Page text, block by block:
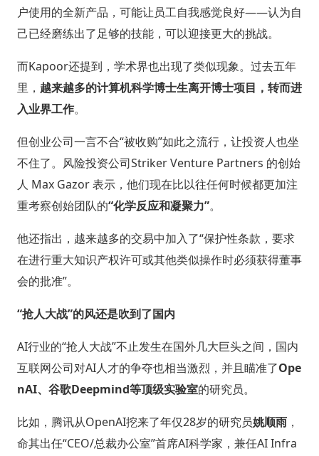
户使用的全新产品，可能让员工自我感觉良好——认为自
己已经磨练出了足够的技能，可以迎接更大的挑战。
而Kapoor还提到，学术界也出现了类似现象。过去五年
里， 越来越多的计算机科学博士生离开博士项目，转而进
入业界工作。
但创业公司一言不合“被收购”如此之流行，让投资人也坐
不住了。风险投资公司Striker Venture Partners 的创始
人 Max Gazor 表示，他们现在比以往任何时候都更加注
重考察创始团队的“化学反应和凝聚力”。
他还指出，越来越多的交易中加入了“保护性条款，要求
在进行重大知识产权许可或其他类似操作时必须获得董事
会的批准”。
“抢人大战”的风还是吹到了国内
AI行业的“抢人大战”不止发生在国外几大巨头之间，国内
互联网公司对AI人才的争夺也相当激烈，并且瞄准了Ope
nAI、谷歌Deepmind等顶级实验室的研究员。
比如，腾讯从OpenAI挖来了年仅28岁的研究员姚顺雨，
命其出任“CEO/总裁办公室”首席AI科学家，兼任AI Infra